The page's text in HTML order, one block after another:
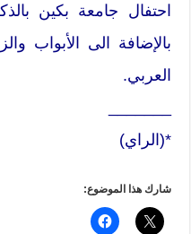
احتفال جامعة بكين
بالإضافة الى الأبواب
العربي.
*(الراي)
شارك هذا الموضوع: